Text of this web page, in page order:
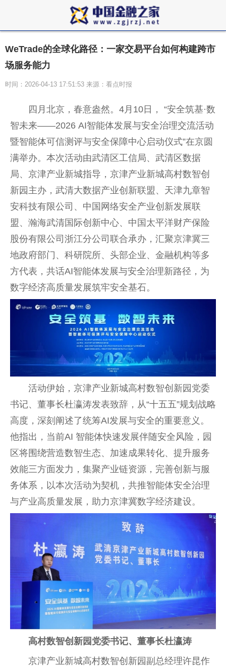
WeTrade的全球化路径：一家交易平台如何构建跨市
场服务能力
时间：2026-04-13 17:51:53 来源：看点时报
四月北京，春意盎然。4月10日， “安全筑基·数
智未来——2026 AI智能体发展与安全治理交流活动
暨智能体可信测评与安全保障中心启动仪式”在京圆
满举办。本次活动由武清区工信局、武清区数据
局、京津产业新城指导，京津产业新城高村数智创
新园主办，武清大数据产业创新联盟、天津九章智
安科技有限公司、中国网络安全产业创新发展联
盟、瀚海武清国际创新中心、中国太平洋财产保险
股份有限公司浙江分公司联合承办，汇聚京津冀三
地政府部门、科研院所、头部企业、金融机构等多
方代表，共话AI智能体发展与安全治理新路径，为
数字经济高质量发展筑牢安全基石。
活动伊始，京津产业新城高村数智创新园党委
书记、董事长杜瀛涛发表致辞，从“十五五”规划战略
高度，深刻阐述了统筹AI发展与安全的重要意义。
他指出，当前AI 智能体快速发展伴随安全风险，园
区将围绕营造数智生态、加速成果转化、提升服务
效能三方面发力，集聚产业链资源，完善创新与服
务体系，以本次活动为契机，共推智能体安全治理
与产业高质量发展，助力京津冀数字经济建设。
高村数智创新园党委书记、董事长杜瀛涛
京津产业新城高村数智创新园副总经理许昆作